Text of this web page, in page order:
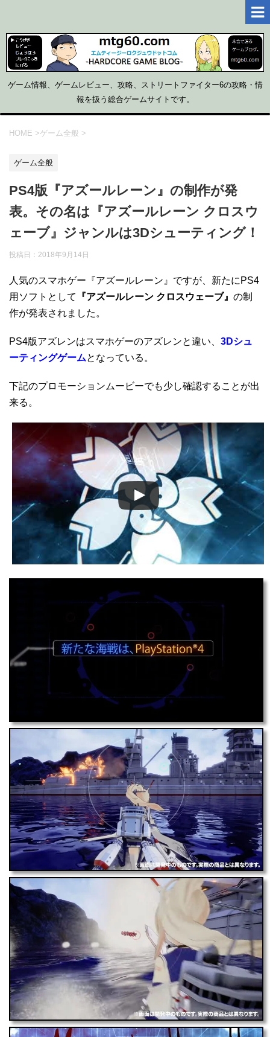
ゲーム情報、ゲームレビュー、攻略、ストリートファイター6の攻略・情
報を扱う総合ゲームサイトです。
HOME >ゲーム全般 >
ゲーム全般
PS4版『アズールレーン』の制作が発
表。その名は『アズールレーン クロスウ
ェーブ』ジャンルは3Dシューティング！
投稿日： 2018年9月14日
人気のスマホゲー『アズールレーン』ですが、新たにPS4
用ソフトとして
『アズールレーン クロスウェーブ』 の制
作が発表されました。
PS4版アズレンはスマホゲーのアズレンと違い、 3Dシュ
ーティングゲームとなっている。
下記のプロモーションムービーでも少し確認することが出
来る。
この動画を YouTube で視聴